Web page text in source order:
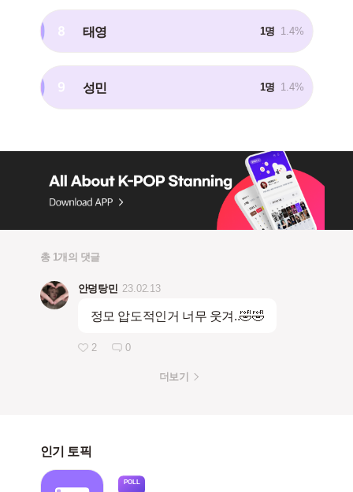
8 태영 1명 1.4%
9 성민 1명 1.4%
총 1개의 댓글
안덩탕민 23.02.13
정모 압도적인거 너무 웃겨..🤣🤣
2 0
더보기
인기 토픽
POLL